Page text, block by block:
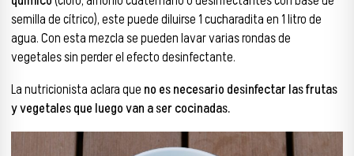
semilla de cítrico), este puede diluirse 1 cucharadita en 1 litro de
agua. Con esta mezcla se pueden lavar varias rondas de
vegetales sin perder el efecto desinfectante.
La nutricionista aclara que no es necesario desinfectar las frutas
y vegetales que luego van a ser cocinadas.